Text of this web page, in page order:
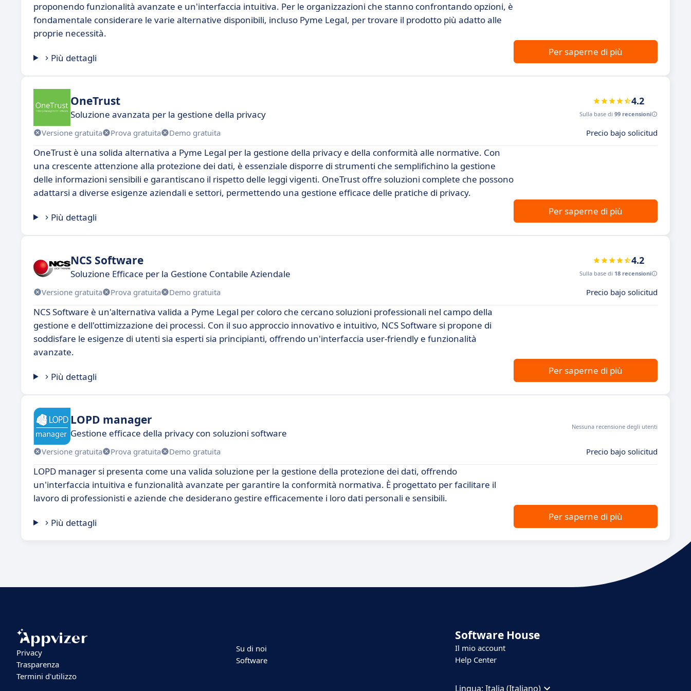
proponendo funzionalità avanzate e un'interfaccia intuitiva. Per le organizzazioni che stanno confrontando opzioni, è
fondamentale considerare le varie alternative disponibili, incluso Pyme Legal, per trovare il prodotto più adatto alle
proprie necessità.
Più dettagli
Per saperne di più
OneTrust
Soluzione avanzata per la gestione della privacy
4.2
Sulla base di 99 recensioni
Versione gratuita Prova gratuita Demo gratuita Precio bajo solicitud
OneTrust è una solida alternativa a Pyme Legal per la gestione della privacy e della conformità alle normative. Con
una crescente attenzione alla protezione dei dati, è essenziale disporre di strumenti che semplifichino la gestione
delle informazioni sensibili e garantiscano il rispetto delle leggi vigenti. OneTrust offre soluzioni complete che possono
adattarsi a diverse esigenze aziendali e settori, permettendo una gestione efficace delle pratiche di privacy.
Più dettagli
Per saperne di più
NCS Software
Soluzione Efficace per la Gestione Contabile Aziendale
4.2
Sulla base di 18 recensioni
Versione gratuita Prova gratuita Demo gratuita Precio bajo solicitud
NCS Software è un'alternativa valida a Pyme Legal per coloro che cercano soluzioni professionali nel campo della
gestione e dell'ottimizzazione dei processi. Con il suo approccio innovativo e intuitivo, NCS Software si propone di
soddisfare le esigenze di utenti sia esperti sia principianti, offrendo un'interfaccia user-friendly e funzionalità
avanzate.
Più dettagli
Per saperne di più
LOPD manager
Gestione efficace della privacy con soluzioni software
Nessuna recensione degli utenti
Versione gratuita Prova gratuita Demo gratuita Precio bajo solicitud
LOPD manager si presenta come una valida soluzione per la gestione della protezione dei dati, offrendo
un'interfaccia intuitiva e funzionalità avanzate per garantire la conformità normativa. È progettato per facilitare il
lavoro di professionisti e aziende che desiderano gestire efficacemente i loro dati personali e sensibili.
Più dettagli
Per saperne di più
Privacy
Trasparenza
Termini d'utilizzo
Su di noi
Software
Software House
Il mio account
Help Center
Lingua:Italia (Italiano)